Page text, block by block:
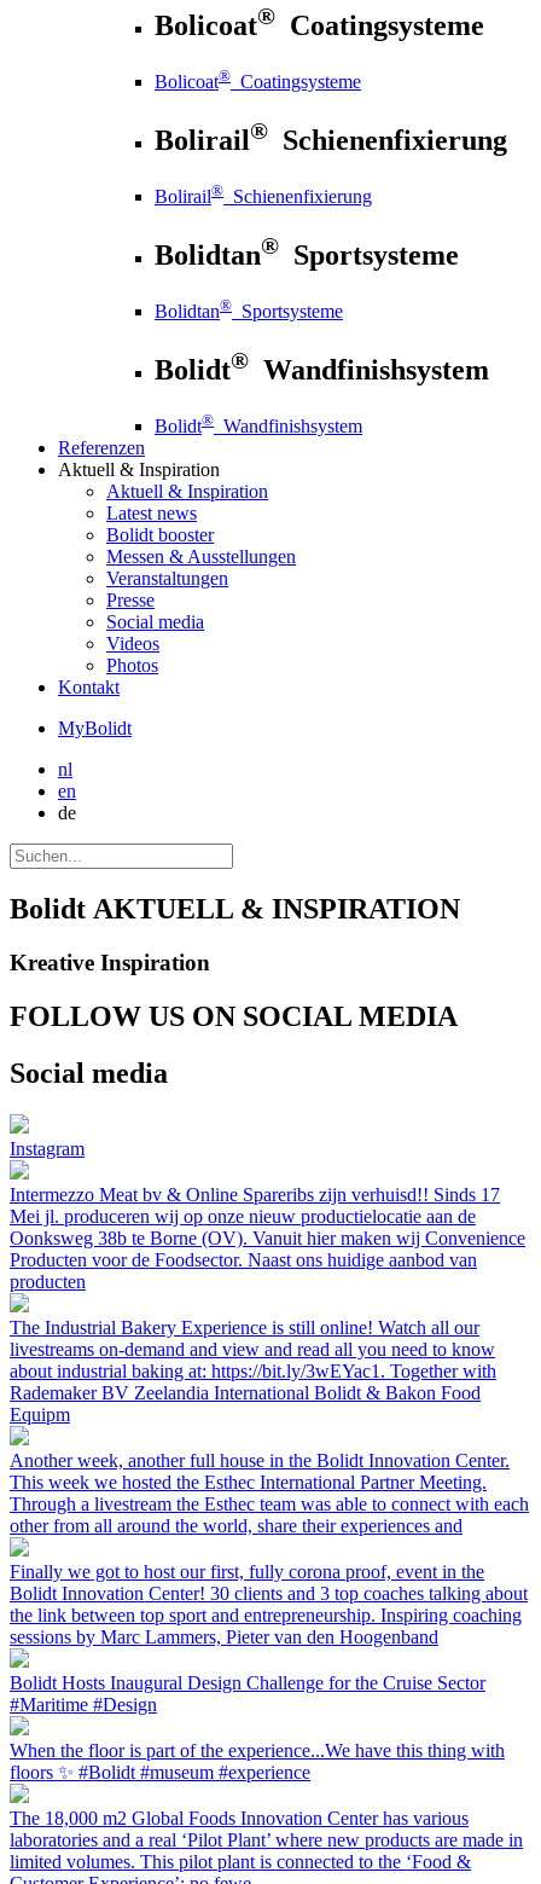
Bolicoat® Coatingsysteme
Bolicoat® Coatingsysteme
Bolirail® Schienenfixierung
Bolirail® Schienenfixierung
Bolidtan® Sportsysteme
Bolidtan® Sportsysteme
Bolidt® Wandfinishsystem
Bolidt® Wandfinishsystem
Referenzen
Aktuell & Inspiration
Aktuell & Inspiration
Latest news
Bolidt booster
Messen & Ausstellungen
Veranstaltungen
Presse
Social media
Videos
Photos
Kontakt
MyBolidt
nl
en
de
Bolidt AKTUELL & INSPIRATION
Kreative Inspiration
FOLLOW US ON SOCIAL MEDIA
Social media
Instagram
Intermezzo Meat bv & Online Spareribs zijn verhuisd!! Sinds 17
Mei jl. produceren wij op onze nieuw productielocatie aan de
Oonksweg 38b te Borne (OV). Vanuit hier maken wij Convenience
Producten voor de Foodsector. Naast ons huidige aanbod van
producten
The Industrial Bakery Experience is still online! Watch all our
livestreams on-demand and view and read all you need to know
about industrial baking at: https://bit.ly/3wEYac1. Together with
Rademaker BV Zeelandia International Bolidt & Bakon Food
Equipm
Another week, another full house in the Bolidt Innovation Center.
This week we hosted the Esthec International Partner Meeting.
Through a livestream the Esthec team was able to connect with each
other from all around the world, share their experiences and
Finally we got to host our first, fully corona proof, event in the
Bolidt Innovation Center! 30 clients and 3 top coaches talking about
the link between top sport and entrepreneurship. Inspiring coaching
sessions by Marc Lammers, Pieter van den Hoogenband
Bolidt Hosts Inaugural Design Challenge for the Cruise Sector
#Maritime #Design
When the floor is part of the experience...We have this thing with
floors ✨ #Bolidt #museum #experience
The 18,000 m2 Global Foods Innovation Center has various
laboratories and a real ‘Pilot Plant’ where new products are made in
limited volumes. This pilot plant is connected to the ‘Food &